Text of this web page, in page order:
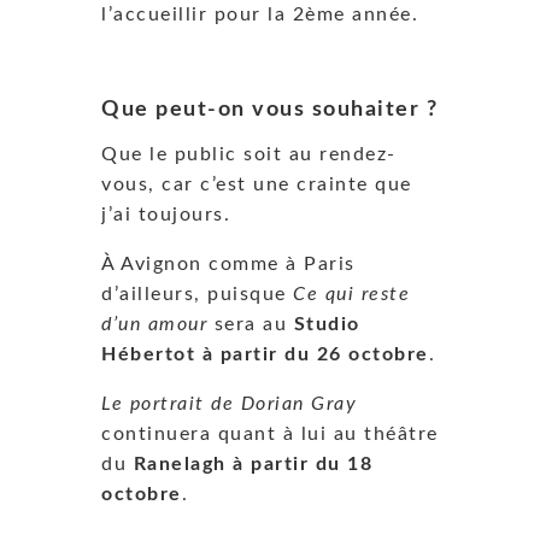
l’accueillir pour la 2ème année.
Que peut-on vous souhaiter ?
Que le public soit au rendez-
vous, car c’est une crainte que
j’ai toujours.
À Avignon comme à Paris
d’ailleurs, puisque Ce qui reste
d’un amour sera au Studio
Hébertot à partir du 26 octobre .
Le portrait de Dorian Gray
continuera quant à lui au théâtre
du
Ranelagh à partir du 18
octobre .